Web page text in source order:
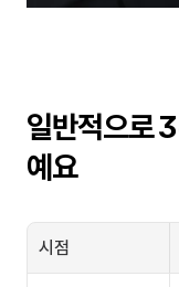
일반적으로
예요
시점